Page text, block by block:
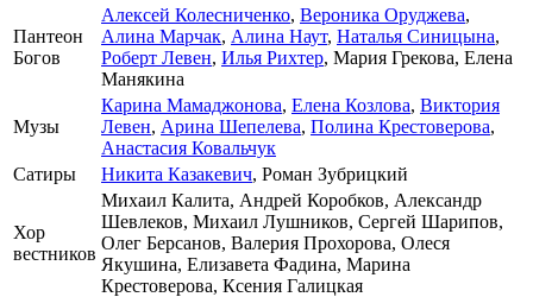
Пантеон
Богов
Алексей Колесниченко, Вероника Оруджева,
Алина Марчак, Алина Наут, Наталья Синицына,
Роберт Левен, Илья Рихтер, Мария Грекова, Елена
Манякина
Музы
Карина Мамаджонова, Елена Козлова, Виктория
Левен, Арина Шепелева, Полина Крестоверова​​​​​​,
Анастасия Ковальчук
Сатиры
Никита Казакевич, Роман Зубрицкий
Хор
вестников
Михаил Калита, Андрей Коробков, Александр
Шевлеков, Михаил Лушников, Сергей Шарипов,
Олег Берсанов, Валерия Прохорова, Олеся
Якушина, Елизавета Фадина, Марина
Крестоверова, Ксения Галицкая